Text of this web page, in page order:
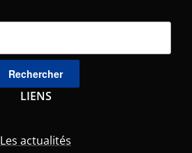
LIENS
Les actualités